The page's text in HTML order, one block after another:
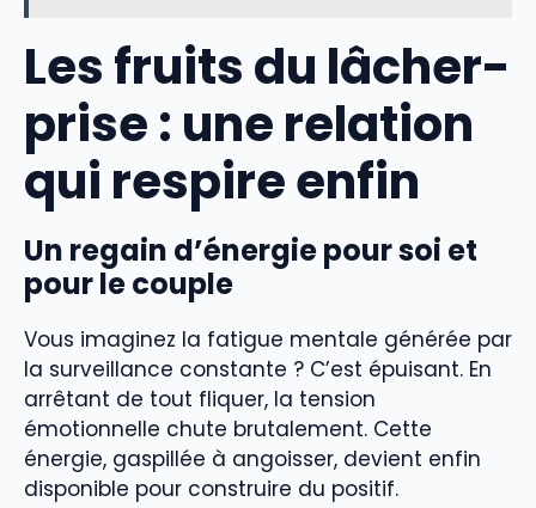
Les fruits du lâcher-
prise : une relation
qui respire enfin
Un regain d’énergie pour soi et
pour le couple
Vous imaginez la fatigue mentale générée par
la surveillance constante ? C’est épuisant. En
arrêtant de tout fliquer, la tension
émotionnelle chute brutalement. Cette
énergie, gaspillée à angoisser, devient enfin
disponible pour construire du positif.